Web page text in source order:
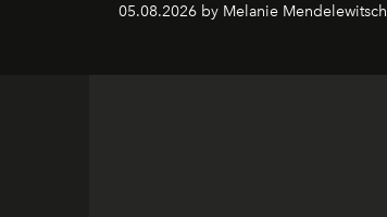
05.08.2026 by Melanie Mendelewitsch